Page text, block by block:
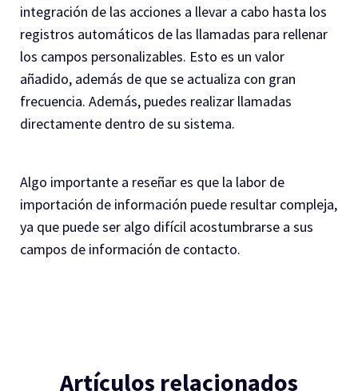
integración de las acciones a llevar a cabo hasta los
registros automáticos de las llamadas para rellenar
los campos personalizables. Esto es un valor
añadido, además de que se actualiza con gran
frecuencia. Además, puedes realizar llamadas
directamente dentro de su sistema.
Algo importante a reseñar es que la labor de
importación de información puede resultar compleja,
ya que puede ser algo difícil acostumbrarse a sus
campos de información de contacto.
Artículos relacionados